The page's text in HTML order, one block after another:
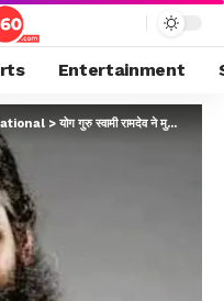
Entertainment
> योग गुरु स्वामी रामदेव ने मुस्लिम धर्मगुरुओं से कहा – खाने में थूकने या पेशाब करने जैसे मामलों पर चुप्पी तोड़ें